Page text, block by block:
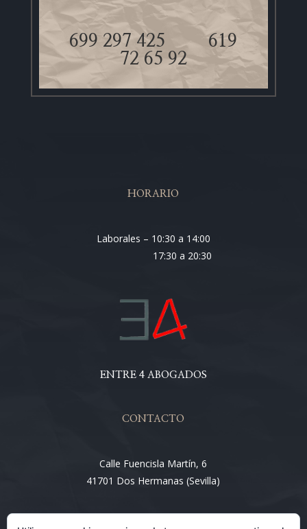
699 297 425619
72 65 92
HORARIO
Laborales – 10:30 a 14:00
17:30 a 20:30
ENTRE 4 ABOGADOS
CONTACTO
Calle Fuencisla Martín, 6
41701 Dos Hermanas (Sevilla)
Email: